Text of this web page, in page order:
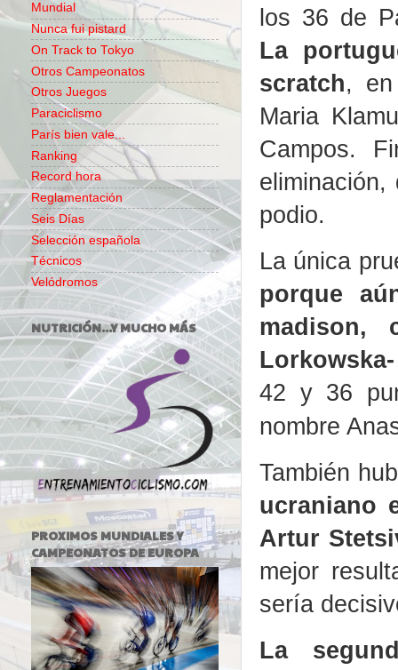
los 36 de
La
scratch, en
Maria
Campos.
podio.
La única
porque
madison,
42 y 36
nombre
También
ucraniano
Artur
mejor
sería
La
Mundial
Nunca fui pistard
On Track to Tokyo
Otros Campeonatos
Otros Juegos
Paraciclismo
París bien vale...
Ranking
Record hora
Reglamentación
Seis Días
Selección española
Técnicos
Velódromos
NUTRICIÓN...Y MUCHO MÁS
PROXIMOS MUNDIALES Y
CAMPEONATOS DE EUROPA